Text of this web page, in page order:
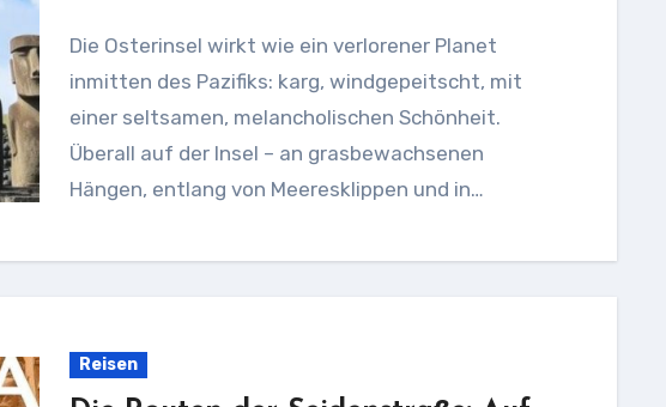
Die Osterinsel wirkt wie ein verlorener Planet
inmitten des Pazifiks: karg, windgepeitscht, mit
einer seltsamen, melancholischen Schönheit.
Überall auf der Insel – an grasbewachsenen
Hängen, entlang von Meeresklippen und in…
Reisen